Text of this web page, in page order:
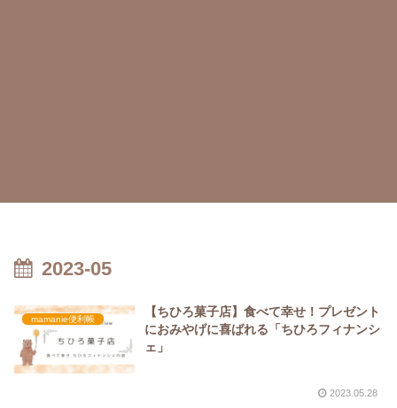
2023-05
mamanie便利帳
【ちひろ菓子店】食べて幸せ！プレゼント
におみやげに喜ばれる「ちひろフィナンシ
ェ」
2023.05.28